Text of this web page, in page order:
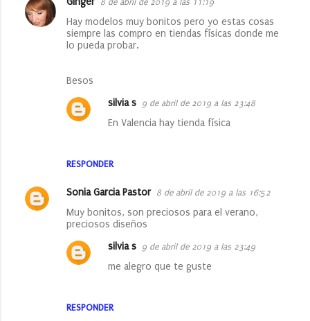
i
Hay modelos muy bonitos pero yo estas cosas
siempre las compro en tiendas físicas donde me
lo pueda probar.
Besos
RESPONDER
silvia s 9 de abril de 2019 a las 23:48
En Valencia hay tienda física
Sonia Garcia Pastor 8 de abril de 2019 a las 16:52
Muy bonitos, son preciosos para el verano,
preciosos diseños
RESPONDER
silvia s 9 de abril de 2019 a las 23:49
me alegro que te guste